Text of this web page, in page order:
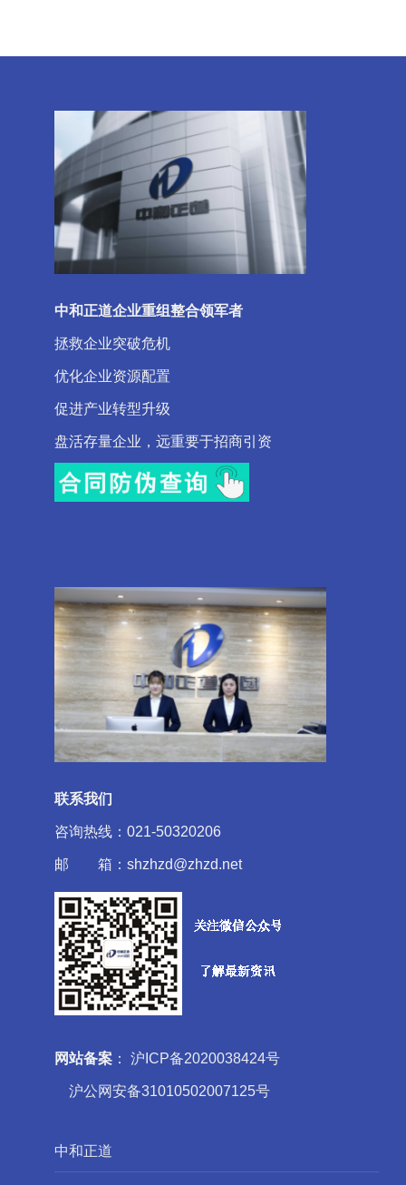
中和正道企业重组整合领军者
拯救企业突破危机
优化企业资源配置
促进产业转型升级
盘活存量企业，远重要于招商引资
联系我们
咨询热线：021-50320206
邮 箱：shzhzd@zhzd.net
网站备案 ： 沪ICP备2020038424号
沪公网安备31010502007125号
中和正道